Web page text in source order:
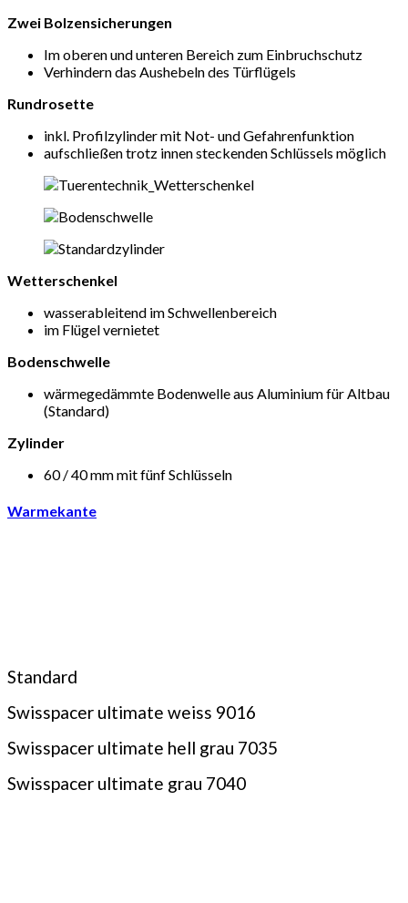
Zwei Bolzensicherungen
Im oberen und unteren Bereich zum Einbruchschutz
Verhindern das Aushebeln des Türflügels
Rundrosette
inkl. Profilzylinder mit Not- und Gefahrenfunktion
aufschließen trotz innen steckenden Schlüssels möglich
Wetterschenkel
wasserableitend im Schwellenbereich
im Flügel vernietet
Bodenschwelle
wärmegedämmte Bodenwelle aus Aluminium für Altbau
(Standard)
Zylinder
60 / 40 mm mit fünf Schlüsseln
Warmekante
Standard
Swisspacer ultimate weiss 9016
Swisspacer ultimate hell grau 7035
Swisspacer ultimate grau 7040